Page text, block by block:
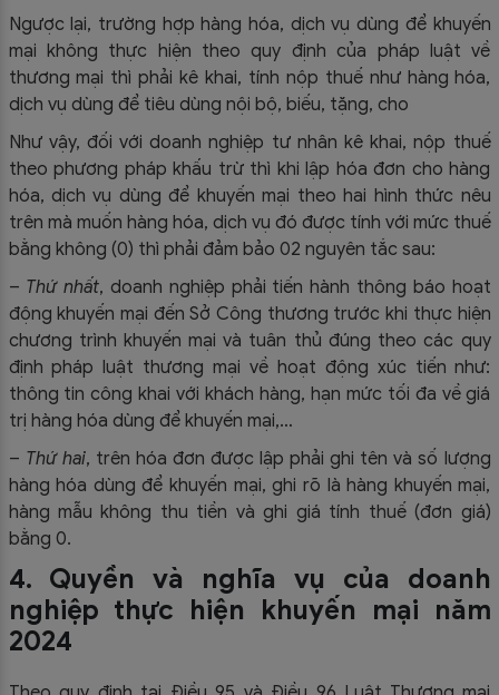
Ngược lại, trường hợp hàng hóa, dịch vụ dùng để khuyến
mại không thực hiện theo quy định của pháp luật về
thương mại thì phải kê khai, tính nộp thuế như hàng hóa,
dịch vụ dùng để tiêu dùng nội bộ, biếu, tặng, cho
Như vậy, đối với doanh nghiệp tư nhân kê khai, nộp thuế
theo phương pháp khấu trừ thì khi lập hóa đơn cho hàng
hóa, dịch vụ dùng để khuyến mại theo hai hình thức nêu
trên mà muốn hàng hóa, dịch vụ đó được tính với mức thuế
bằng không (0) thì phải đảm bảo 02 nguyên tắc sau:
– Thứ nhất, doanh nghiệp phải tiến hành thông báo hoạt
động khuyến mại đến Sở Công thương trước khi thực hiện
chương trình khuyến mại và tuân thủ đúng theo các quy
định pháp luật thương mại về hoạt động xúc tiến như:
thông tin công khai với khách hàng, hạn mức tối đa về giá
trị hàng hóa dùng để khuyến mại,…
– Thứ hai, trên hóa đơn được lập phải ghi tên và số lượng
hàng hóa dùng để khuyến mại, ghi rõ là hàng khuyến mại,
hàng mẫu không thu tiền và ghi giá tính thuế (đơn giá)
bằng 0.
4. Quyền và nghĩa vụ của doanh
nghiệp thực hiện khuyến mại năm
2024